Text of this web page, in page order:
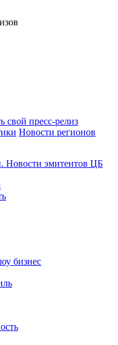
свой пресс-релиз
Новости регионов
эмитентов ЦБ
бизнес